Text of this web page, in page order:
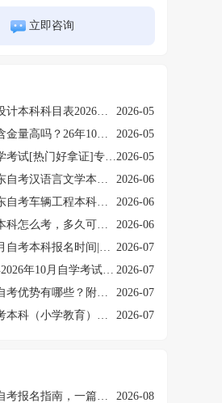
立即咨询
广东自考环境设计本科科目表2026（附10月考期时间安排）
2026-05
佛山自考本科含金量高吗？26年10月新生怎么报名
2026-05
2026年梅州自学考试[热门好拿证]专业有三大推荐！2026-05
2026年10月广东自考汉语言文学本科开考课程表（考几门）
2026-06
2026年10月广东自考车辆工程本科开考课程表（考几门）
2026-06
26年自考成人本科怎么考，多久可以拿证
2026-06
河源2026年10月自考本科报名时间|条件|流程【新】 2026-07
8月报名！云浮2026年10月自学考试时间已出→ 2026-07
2026年湛江小自考优势有哪些？附新生报考步骤！
2026-07
2026年广东自考本科（小学教育）报考简章出炉！
2026-07
2026年汕尾小自考报名指南，一篇说明白！
2026-08